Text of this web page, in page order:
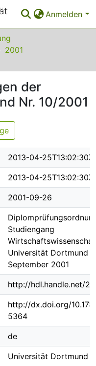
Anmelden
2001
der
Nr. 10/2001
2013-04-25T13:02:30Z
2013-04-25T13:02:30Z
2001-09-26
Studiengang
Universität Dortmund
September 2001
http://hdl.handle.net/
http://dx.doi.org/
5364
de
Universität Dortmund